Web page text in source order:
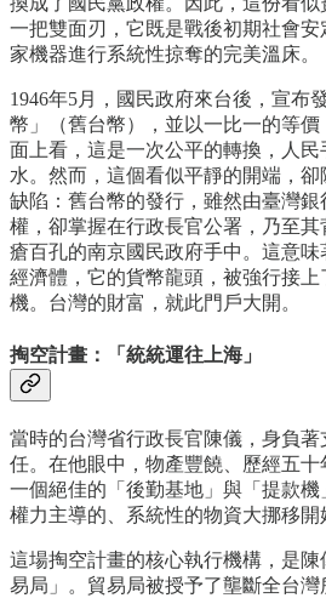
一把雙面刃，它既是戰後初期社會安
家機器進行系統性掠奪的完美溫床。
1946年5月，國民政府來台後，宣
幣」（舊台幣），並以一比一的等
面上看，這是一次公平的轉換，人
水。然而，這個看似平靜的開端，
缺陷：舊台幣的發行，雖然由臺灣銀
權，卻掌握在行政長官公署，乃至
瘡百孔的南京國民政府手中。這意
經濟體，它的貨幣龍頭，被強行接
機。台灣的財富，就此門戶大開。
掏空計畫：「統統運往上海」
當時的台灣省行政長官陳儀，身負
任。在他眼中，物產豐饒、歷經五
一個絕佳的「後勤基地」與「提款
權力主導的、系統性的物資大挪移開
這場掏空計畫的核心執行機構，是
易局」。貿易局被授予了壟斷全台